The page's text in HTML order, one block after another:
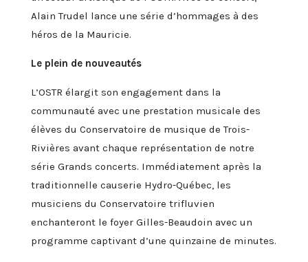
Alain Trudel lance une série d’hommages à des
héros de la Mauricie.
Le plein de nouveautés
L’OSTR élargit son engagement dans la
communauté avec une prestation musicale des
élèves du Conservatoire de musique de Trois-
Rivières avant chaque représentation de notre
série Grands concerts. Immédiatement après la
traditionnelle causerie Hydro-Québec, les
musiciens du Conservatoire trifluvien
enchanteront le foyer Gilles-Beaudoin avec un
programme captivant d’une quinzaine de minutes.